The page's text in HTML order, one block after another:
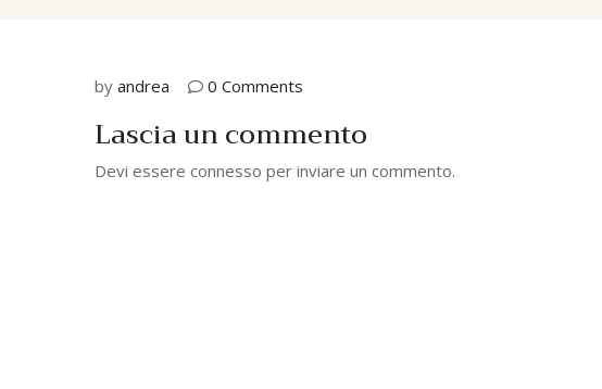
by andrea 0 Comments
Lascia un commento
Devi essere connesso per inviare un commento.